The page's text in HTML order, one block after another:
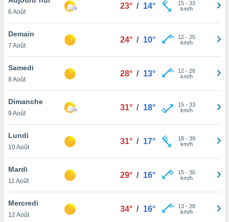
et
»,
au
vous
qu'ils
ou
le
ainsi
un
la
du
6 Août
23° / 14° 15- 33
km/h
Demain
7 Août
24° / 10° 12- 25
km/h
Samedi
8 Août
28° / 13° 12- 26
km/h
Dimanche
9 Août
31° / 18° 15- 33
km/h
Lundi
10 Août
31° / 17° 18- 39
km/h
Mardi
11 Août
29° / 16° 15- 30
km/h
Mercredi
12 Août
34° / 16° 13- 28
km/h